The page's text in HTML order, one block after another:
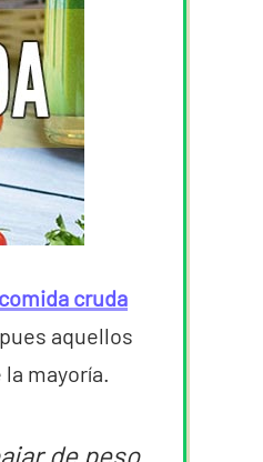
cruda
aquellos
mayoría.
de peso